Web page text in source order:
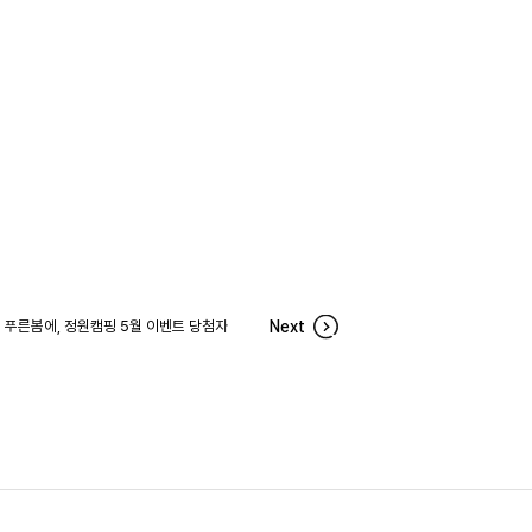
푸른봄에, 정원캠핑 5월 이벤트 당첨자 Next